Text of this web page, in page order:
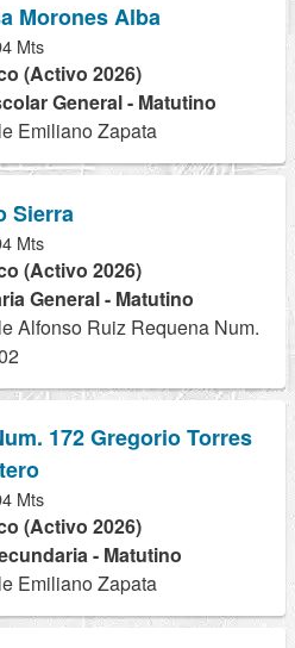
Morones Alba
Mts
(Activo 2026)
General - Matutino
Emiliano Zapata
Sierra
Mts
(Activo 2026)
General - Matutino
Alfonso Ruiz Requena Num.
172 Gregorio Torres
Mts
(Activo 2026)
- Matutino
Emiliano Zapata